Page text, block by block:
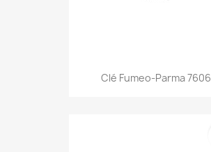
Clé Fumeo-Parma 7606